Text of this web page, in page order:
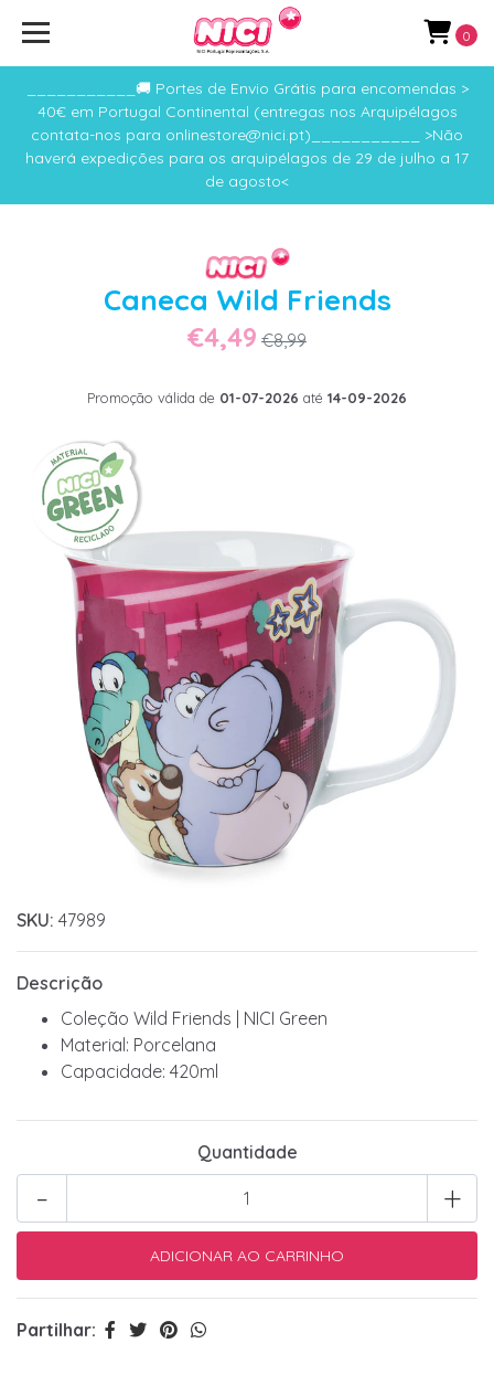
___________🚚 Portes de Envio Grátis para encomendas >
40€ em Portugal Continental (entregas nos Arquipélagos
contata-nos para onlinestore@nici.pt)___________ >Não
haverá expedições para os arquipélagos de 29 de julho a 17
de agosto<
0
Caneca Wild Friends
€4,49 €8,99
Promoção válida de 01-07-2026 até 14-09-2026
SKU: 47989
Descrição
Coleção Wild Friends | NICI Green
Material: Porcelana
Capacidade: 420ml
Quantidade
+
-
Partilhar: